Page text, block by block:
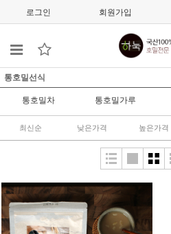
로그인 회원가입
통호밀선식
통호밀차 통호밀가루
최신순 낮은가격 높은가격